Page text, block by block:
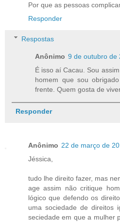
Por que as pessoas
Responder
Respostas
Anônimo 9 de outubro de
É isso aí Cacau. Sou
homem que sou
frente. Quem gosta de
Responder
Anônimo 22 de março de
Jéssica,
tudo lhe direito fazer, mas
age assim não critique
lógico que defendo os
uma sociedade de direitos
seciedade em que a mulher